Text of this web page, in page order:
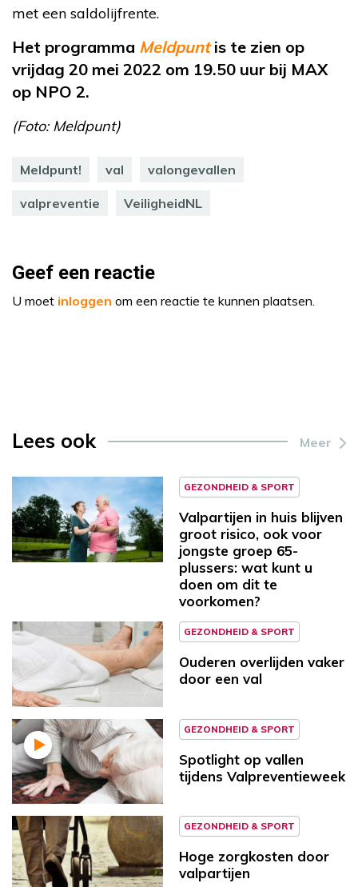
met een saldolijfrente.
Het programma Meldpunt is te zien op
vrijdag 20 mei 2022 om 19.50 uur bij MAX
op NPO 2.
(Foto: Meldpunt)
Meldpunt! val valongevallen
valpreventie VeiligheidNL
Geef een reactie
U moet inloggen om een reactie te kunnen plaatsen.
Lees ook Meer
GEZONDHEID & SPORT
Valpartijen in huis blijven
groot risico, ook voor
jongste groep 65-
plussers: wat kunt u
doen om dit te
voorkomen?
GEZONDHEID & SPORT
Ouderen overlijden vaker
door een val
GEZONDHEID & SPORT
Spotlight op vallen
tijdens Valpreventieweek
GEZONDHEID & SPORT
Hoge zorgkosten door
valpartijen